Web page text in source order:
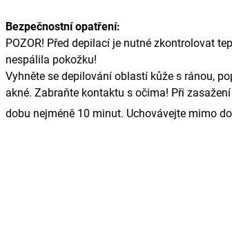
Bezpečnostní opatření:
POZOR! Před depilací je nutné zkontrolovat
nespálila pokožku!
Vyhněte se depilování oblastí kůže s ránou,
akné. Zabraňte kontaktu s očima! Při
dobu nejméně 10 minut. Uchovávejte mimo